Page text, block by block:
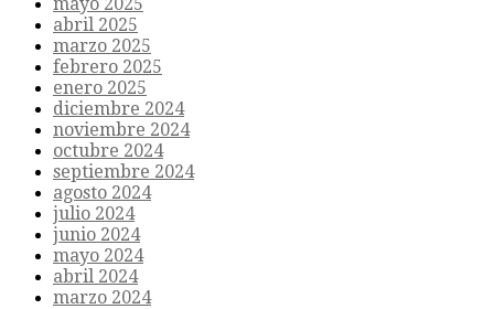
abril 2025
marzo 2025
febrero 2025
enero 2025
diciembre 2024
noviembre 2024
octubre 2024
septiembre 2024
agosto 2024
julio 2024
junio 2024
mayo 2024
abril 2024
marzo 2024